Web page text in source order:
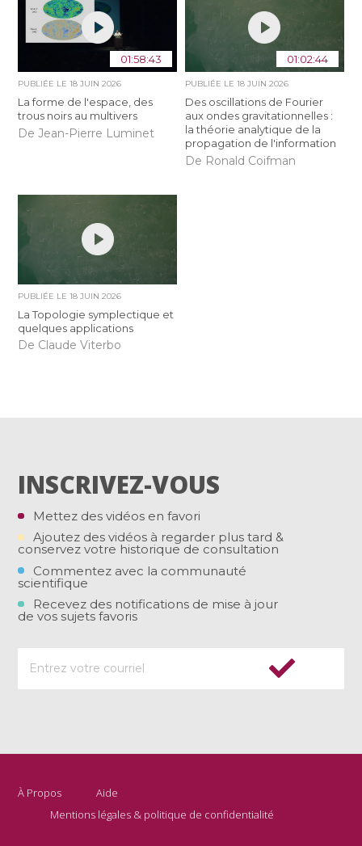
01:58:43
PUBLIÉE LE18 JUIN 2026
La forme de l'espace, des
trous noirs au multivers
De Jean-Pierre Luminet
01:02:44
PUBLIÉE LE 18 JUIN 2026
Des oscillations de Fourier
aux ondes gravitationnelles :
la théorie analytique de la
propagation de l'information
De Ronald Coifman
PUBLIÉE LE18 JUIN 2026
La Topologie symplectique et
quelques applications
De Claude Viterbo
INSCRIVEZ-VOUS
Mettez des vidéos en favori
Ajoutez des vidéos à regarder plus tard &
conservez votre historique de consultation
Commentez avec la communauté
scientifique
Recevez des notifications de mise à jour
de vos sujets favoris
À Propos
Aide
Mentions légales & politique de confidentialité